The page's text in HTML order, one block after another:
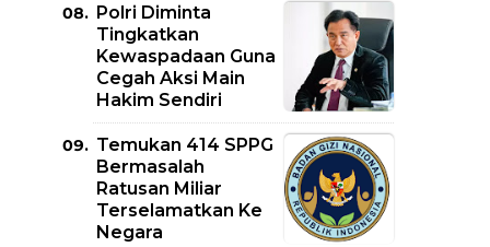
Polri Diminta
Tingkatkan
Kewaspadaan Guna
Cegah Aksi Main
Hakim Sendiri
Temukan 414 SPPG
Bermasalah
Ratusan Miliar
Terselamatkan Ke
Negara